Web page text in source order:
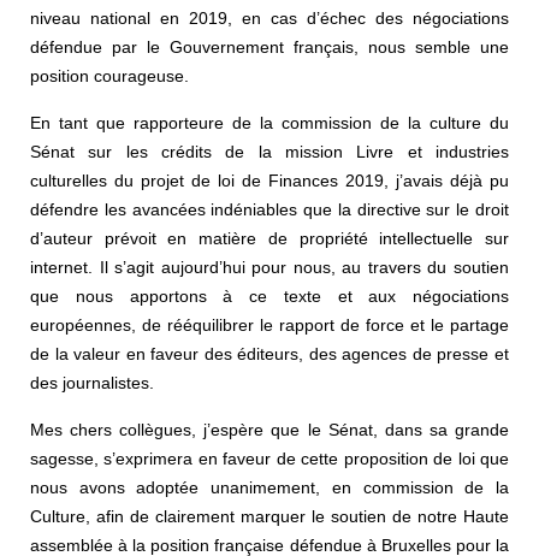
niveau national en 2019, en cas d’échec des négociations
défendue par le Gouvernement français, nous semble une
position courageuse.
En tant que rapporteure de la commission de la culture du
Sénat sur les crédits de la mission Livre et industries
culturelles du projet de loi de Finances 2019, j’avais déjà pu
défendre les avancées indéniables que la directive sur le droit
d’auteur prévoit en matière de propriété intellectuelle sur
internet. Il s’agit aujourd’hui pour nous, au travers du soutien
que nous apportons à ce texte et aux négociations
européennes, de rééquilibrer le rapport de force et le partage
de la valeur en faveur des éditeurs, des agences de presse et
des journalistes.
Mes chers collègues, j’espère que le Sénat, dans sa grande
sagesse, s’exprimera en faveur de cette proposition de loi que
nous avons adoptée unanimement, en commission de la
Culture, afin de clairement marquer le soutien de notre Haute
assemblée à la position française défendue à Bruxelles pour la